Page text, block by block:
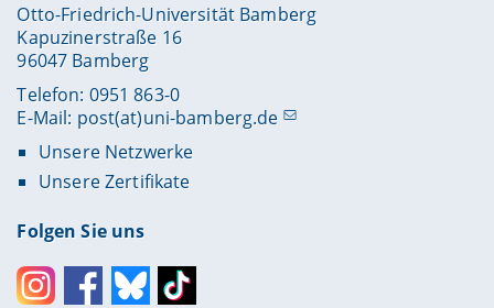
Otto-Friedrich-Universität Bamberg
Kapuzinerstraße 16
96047 Bamberg
Telefon: 0951 863-0
E-Mail: post(at)uni-bamberg.de
Unsere Netzwerke
Unsere Zertifikate
Folgen Sie uns